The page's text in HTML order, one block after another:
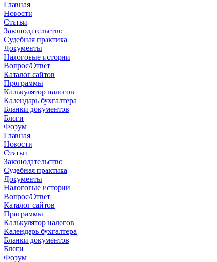
Главная
Новости
Cтатьи
Законодательство
Судебная практика
Документы
Налоговые истории
Вопрос/Ответ
Каталог сайтов
Программы
Калькулятор налогов
Календарь бухгалтера
Бланки документов
Блоги
Форум
Главная
Новости
Cтатьи
Законодательство
Судебная практика
Документы
Налоговые истории
Вопрос/Ответ
Каталог сайтов
Программы
Калькулятор налогов
Календарь бухгалтера
Бланки документов
Блоги
Форум